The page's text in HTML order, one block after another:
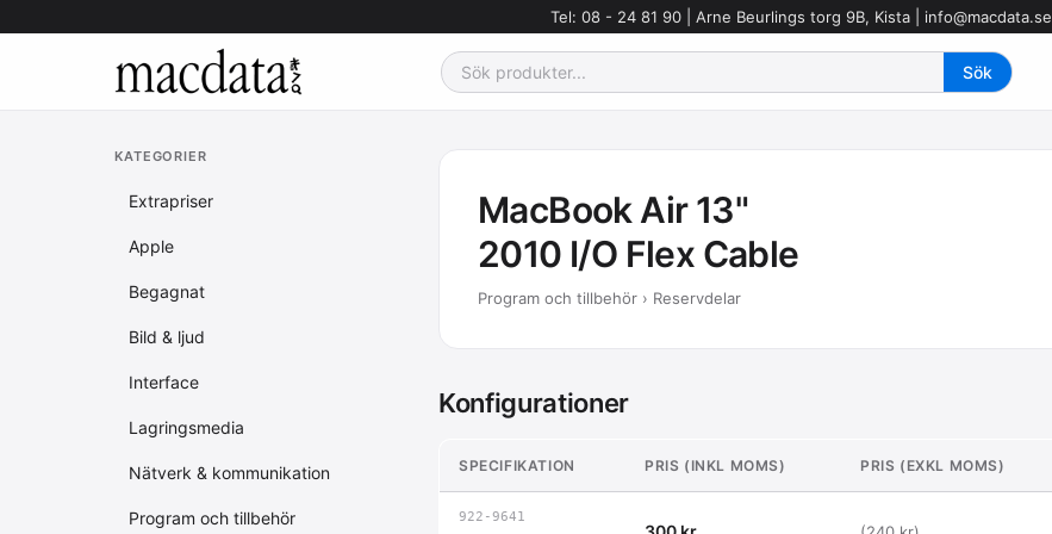
Tel: 08 - 24 81 90 | Arne Beurlings torg 9B, Kista | info@macdata.se
KATEGORIER
Extrapriser
Apple
Begagnat
Bild & ljud
Interface
Lagringsmedia
Nätverk & kommunikation
Program och tillbehör
MacBook Air 13"
2010 I/O Flex Cable
Program och tillbehör › Reservdelar
Konfigurationer
SPECIFIKATION PRIS (INKL MOMS) PRIS (EXKL MOMS)
922-9641